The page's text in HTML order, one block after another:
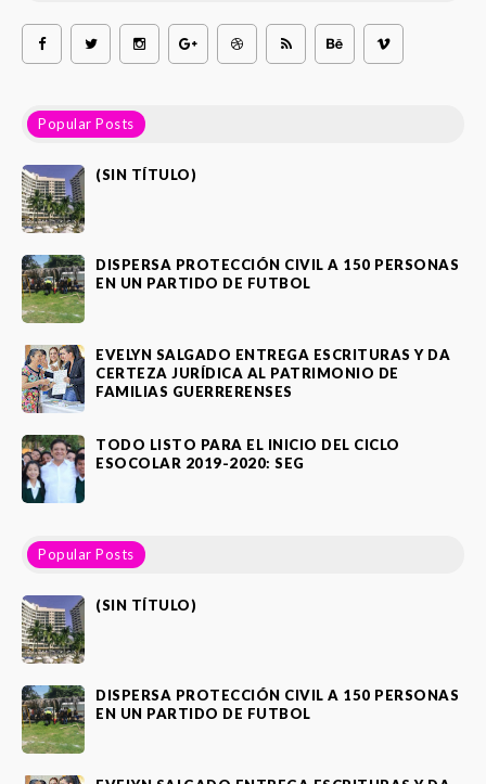
Popular Posts
(SIN TÍTULO)
DISPERSA PROTECCIÓN CIVIL A 150 PERSONAS
EN UN PARTIDO DE FUTBOL
EVELYN SALGADO ENTREGA ESCRITURAS Y DA
CERTEZA JURÍDICA AL PATRIMONIO DE
FAMILIAS GUERRERENSES
TODO LISTO PARA EL INICIO DEL CICLO
ESOCOLAR 2019-2020: SEG
Popular Posts
(SIN TÍTULO)
DISPERSA PROTECCIÓN CIVIL A 150 PERSONAS
EN UN PARTIDO DE FUTBOL